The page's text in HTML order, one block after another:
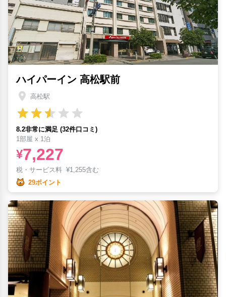
ハイパーイン 高松駅前
高松駅
8.2非常に満足 (32件口コミ)
1部屋 x 1泊
¥7,227
税・サービス料 ¥1,255含む
29ポイント